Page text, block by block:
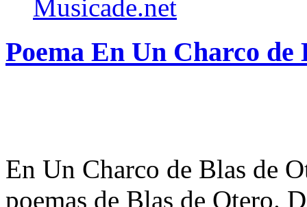
Musicade.net
Poema En Un Charco de
En Un Charco de Blas de
poemas de Blas de Otero.